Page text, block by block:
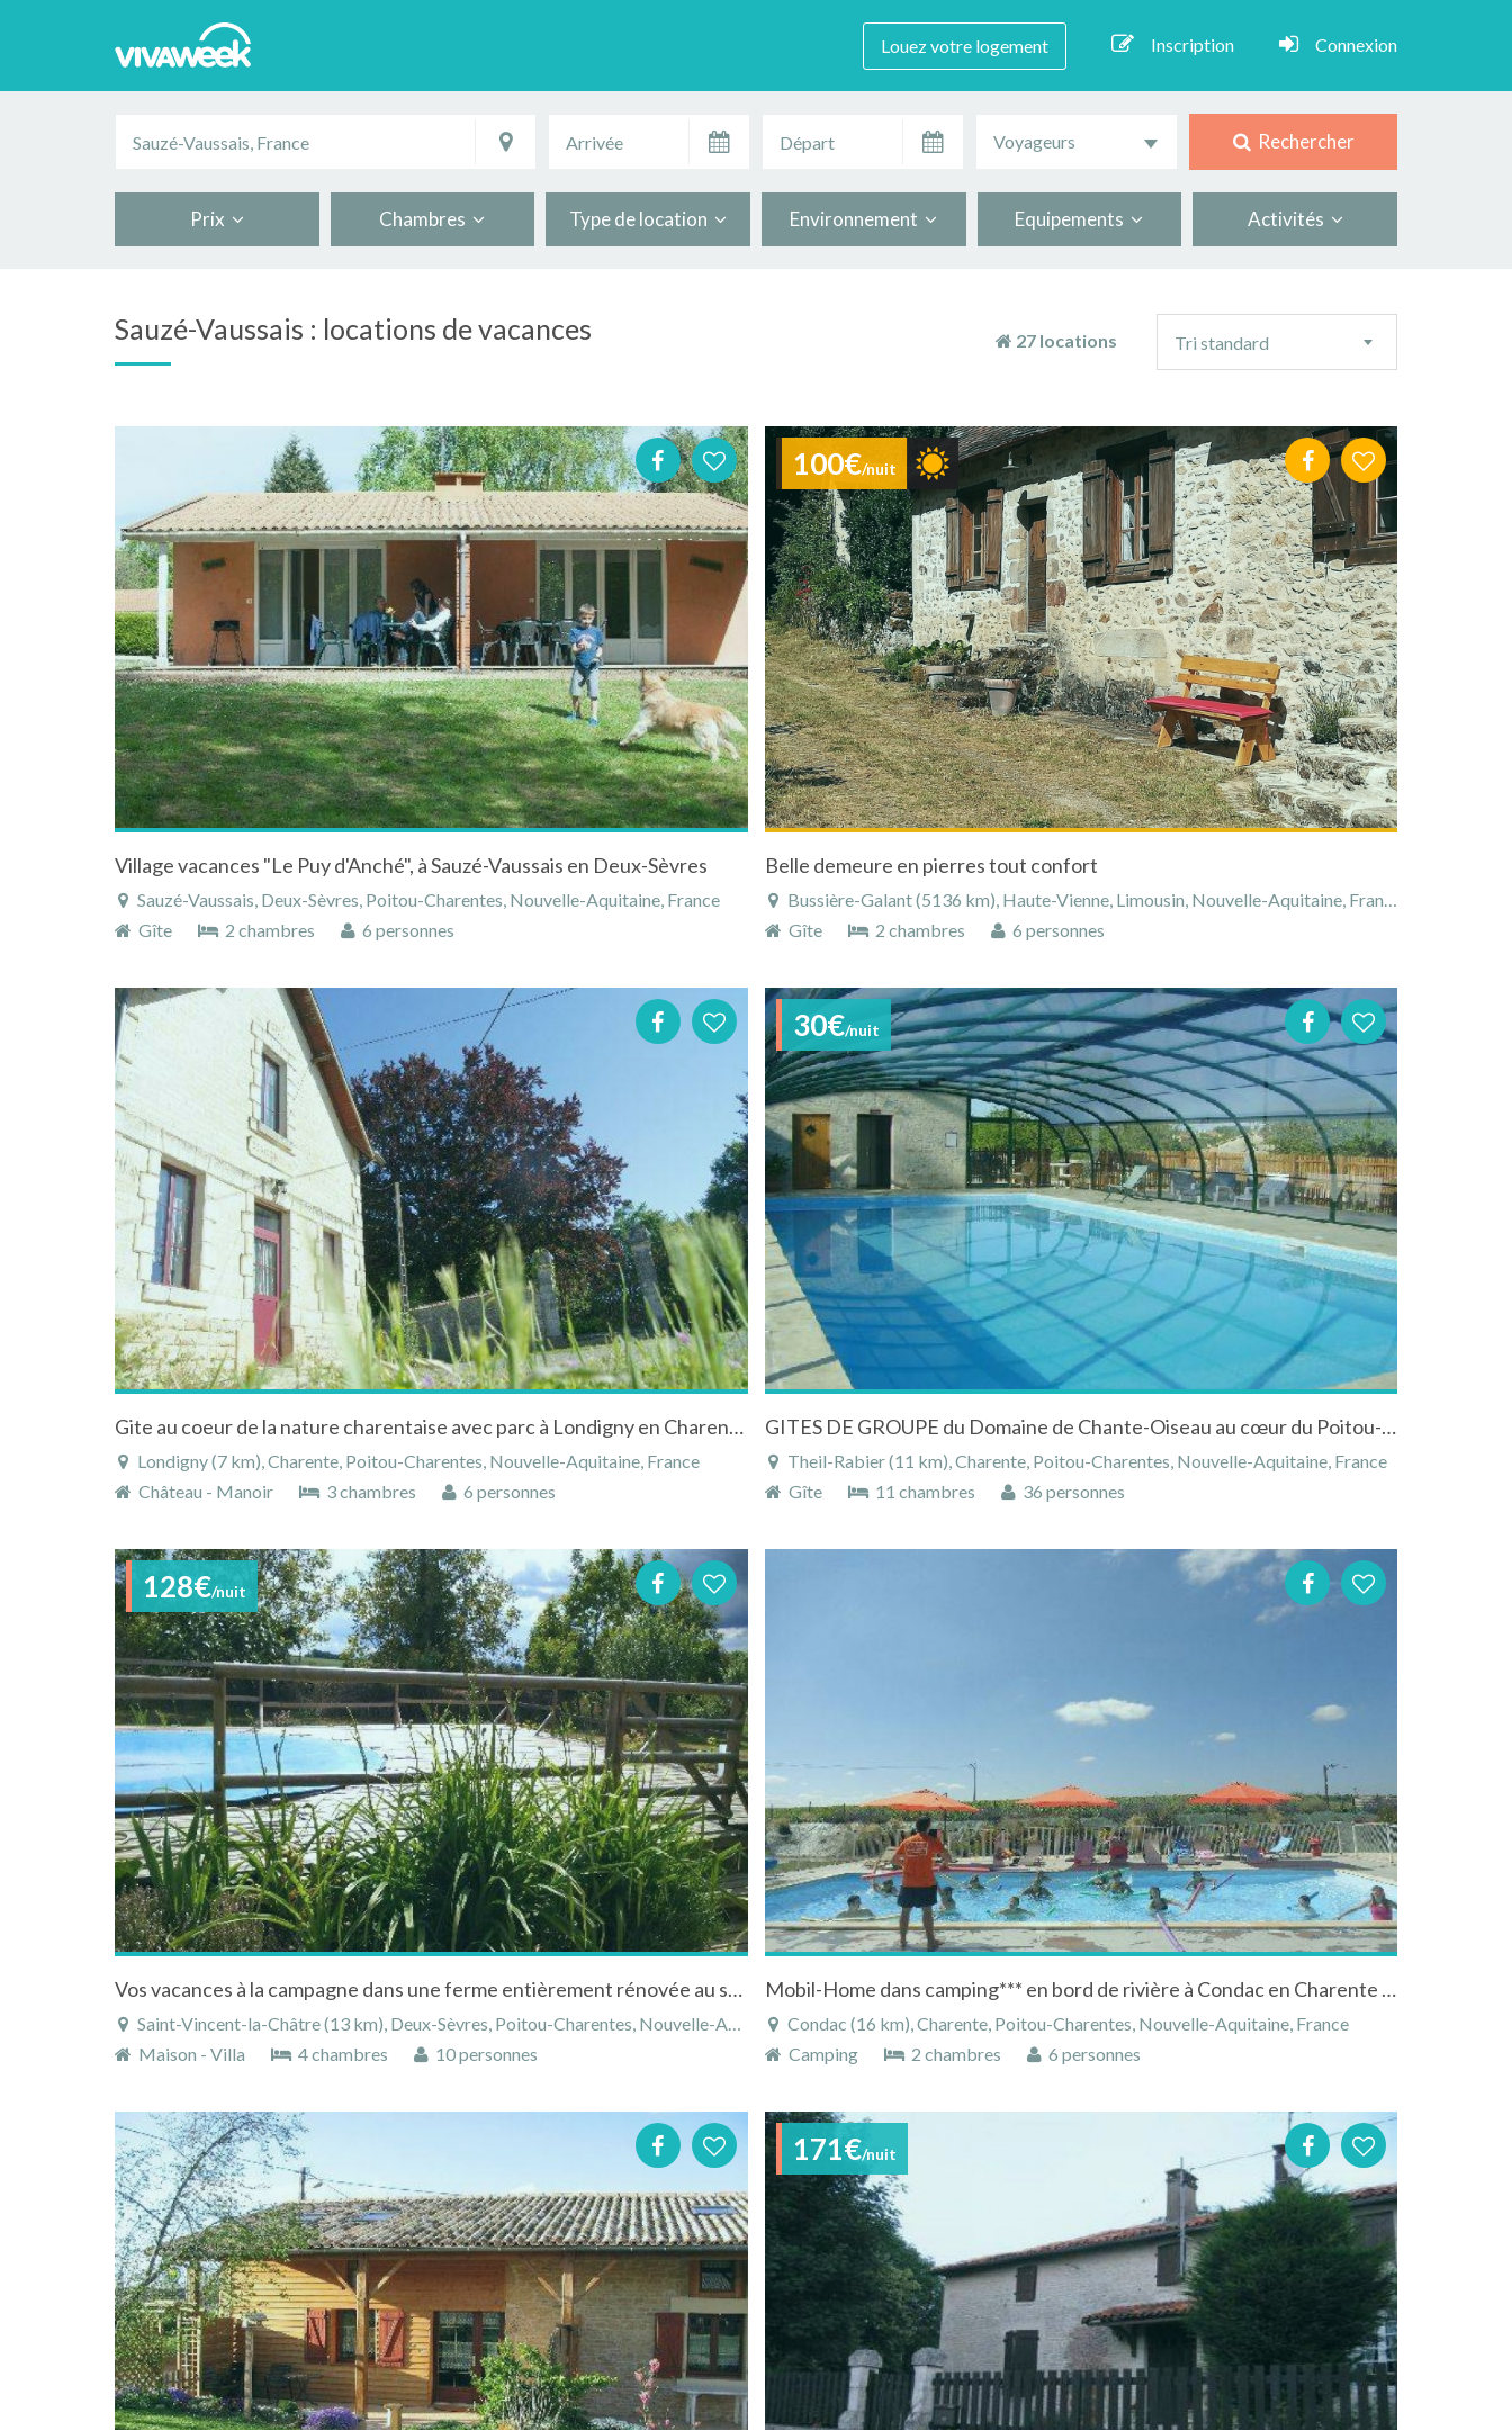
Louez votre logement Inscription Connexion
Voyageurs Rechercher
Prix Chambres Type de location Environnement Equipements Activités
Sauzé-Vaussais : locations de vacances 27 locations
tri
Tri standard
Village vacances "Le Puy d'Anché", à Sauzé-Vaussais en Deux-Sèvres
Sauzé-Vaussais, Deux-Sèvres, Poitou-Charentes, Nouvelle-Aquitaine, France
Gîte
2 chambres 6 personnes
100€/nuit
Belle demeure en pierres tout confort
Bussière-Galant (5136 km), Haute-Vienne, Limousin, Nouvelle-Aquitaine, France
Gîte
2 chambres 6 personnes
Gite au coeur de la nature charentaise avec parc à Londigny en Charentes en Poitou-Charentes
Londigny (7 km), Charente, Poitou-Charentes, Nouvelle-Aquitaine, France
Château - Manoir
3 chambres 6 personnes
30€/nuit
GITES DE GROUPE du Domaine de Chante-Oiseau au cœur du Poitou-Charentes avec grande piscine couverte et chauffée
Theil-Rabier (11 km), Charente, Poitou-Charentes, Nouvelle-Aquitaine, France
Gîte
11 chambres 36 personnes
128€/nuit
Vos vacances à la campagne dans une ferme entièrement rénovée au sud de poitiers accès internet
Saint-Vincent-la-Châtre (13 km), Deux-Sèvres, Poitou-Charentes, Nouvelle-Aquitaine, France
Maison - Villa
4 chambres 10 personnes
Mobil-Home dans camping*** en bord de rivière à Condac en Charente en Poitou-Charentes
Condac (16 km), Charente, Poitou-Charentes, Nouvelle-Aquitaine, France
Camping
2 chambres 6 personnes
171€/nuit